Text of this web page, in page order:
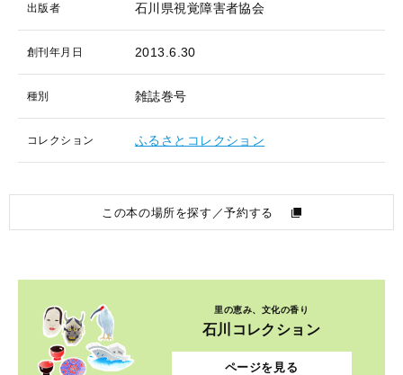
出版者 石川県視覚障害者協会
創刊年月日 2013.6.30
種別 雑誌巻号
コレクション ふるさとコレクション
この本の場所を探す／予約する
里の恵み、文化の香り
石川コレクション
ページを見る